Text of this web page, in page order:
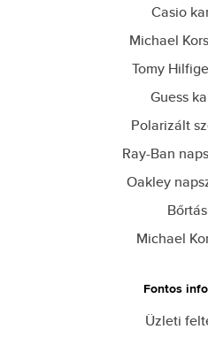
Casio
Michael
Tomy
Guess
Polarizált
Ray-Ban
Oakley
Michael
Fontos
Üzleti